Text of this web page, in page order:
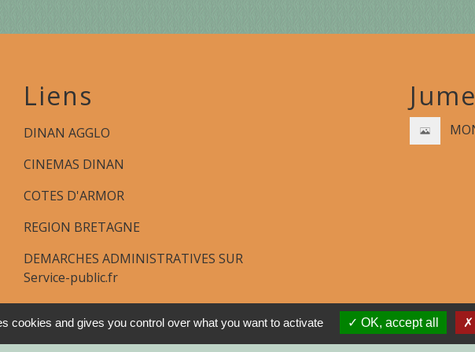
Liens
DINAN AGGLO
CINEMAS DINAN
COTES D'ARMOR
REGION BRETAGNE
DEMARCHES ADMINISTRATIVES SUR
Service-public.fr
Mentions légales - Politique de confidentialité - Accessibilité -
cookies and gives you control over what you want to activate OK, accept all